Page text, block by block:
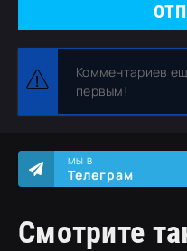
Комментариев
первым!
Смотрите
МЫ В
Телеграм